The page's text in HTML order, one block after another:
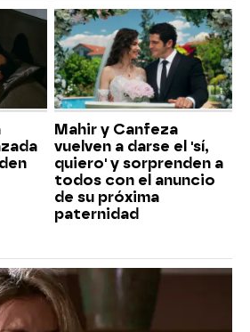
Mahir y Canfeza
vuelven a darse el 'sí,
quiero' y sorprenden a
todos con el anuncio
de su próxima
paternidad